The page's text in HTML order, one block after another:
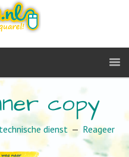
copy
dienst Reageer